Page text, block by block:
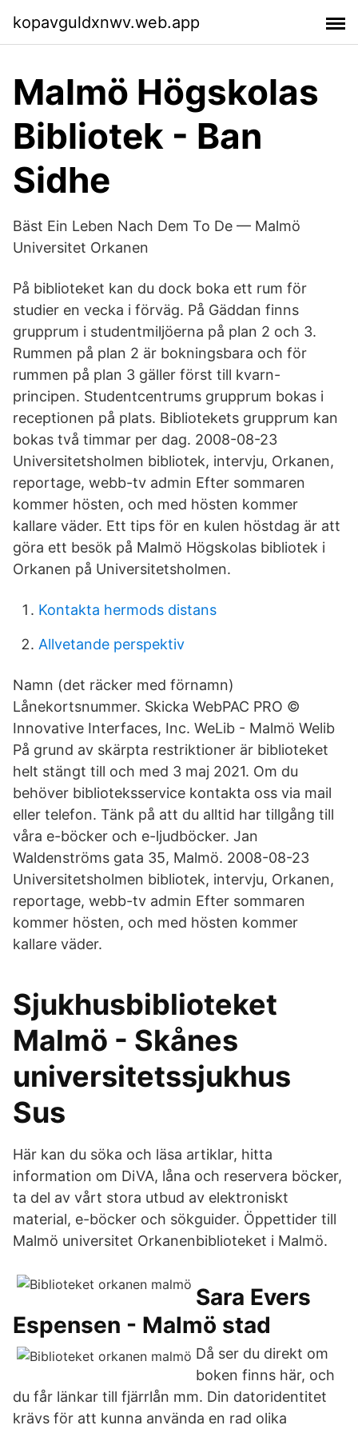
kopavguldxnwv.web.app
Malmö Högskolas
Bibliotek - Ban
Sidhe
Bäst Ein Leben Nach Dem To De — Malmö
Universitet Orkanen
På biblioteket kan du dock boka ett rum för
studier en vecka i förväg. På Gäddan finns
grupprum i studentmiljöerna på plan 2 och 3.
Rummen på plan 2 är bokningsbara och för
rummen på plan 3 gäller först till kvarn-
principen. Studentcentrums grupprum bokas i
receptionen på plats. Bibliotekets grupprum kan
bokas två timmar per dag. 2008-08-23
Universitetsholmen bibliotek, intervju, Orkanen,
reportage, webb-tv admin Efter sommaren
kommer hösten, och med hösten kommer
kallare väder. Ett tips för en kulen höstdag är att
göra ett besök på Malmö Högskolas bibliotek i
Orkanen på Universitetsholmen.
Kontakta hermods distans
Allvetande perspektiv
Namn (det räcker med förnamn)
Lånekortsnummer. Skicka WebPAC PRO ©
Innovative Interfaces, Inc. WeLib - Malmö Welib
På grund av skärpta restriktioner är biblioteket
helt stängt till och med 3 maj 2021. Om du
behöver biblioteksservice kontakta oss via mail
eller telefon. Tänk på att du alltid har tillgång till
våra e-böcker och e-ljudböcker. Jan
Waldenströms gata 35, Malmö. 2008-08-23
Universitetsholmen bibliotek, intervju, Orkanen,
reportage, webb-tv admin Efter sommaren
kommer hösten, och med hösten kommer
kallare väder.
Sjukhusbiblioteket
Malmö - Skånes
universitetssjukhus
Sus
Här kan du söka och läsa artiklar, hitta
information om DiVA, låna och reservera böcker,
ta del av vårt stora utbud av elektroniskt
material, e-böcker och sökguider. Öppettider till
Malmö universitet Orkanenbiblioteket i Malmö.
Sara Evers
Espensen - Malmö stad
Då ser du direkt om
boken finns här, och
du får länkar till fjärrlån mm. Din datoridentitet
krävs för att kunna använda en rad olika